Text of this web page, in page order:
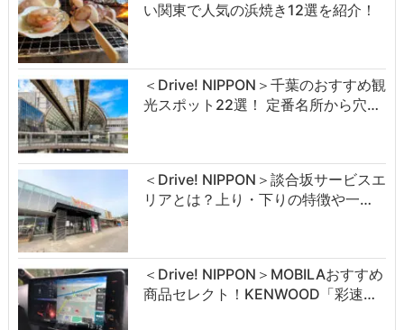
い関東で人気の浜焼き12選を紹介！
＜Drive! NIPPON＞千葉のおすすめ観
光スポット22選！ 定番名所から穴…
＜Drive! NIPPON＞談合坂サービスエ
リアとは？上り・下りの特徴や一…
＜Drive! NIPPON＞MOBILAおすすめ
商品セレクト！KENWOOD「彩速…